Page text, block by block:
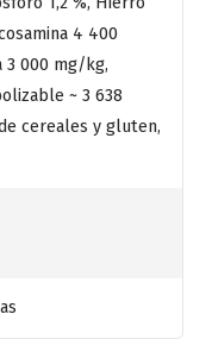
4 400
3 000 mg/kg,
~ 3 638
cereales y gluten,